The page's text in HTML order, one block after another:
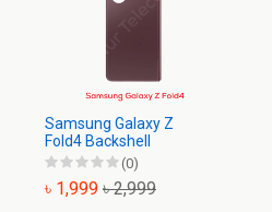
Samsung Galaxy Z
Fold4 Backshell
(0)
৳ 1,999 ৳ 2,999